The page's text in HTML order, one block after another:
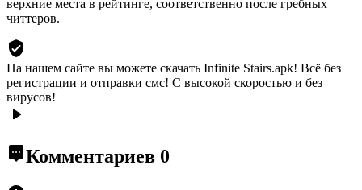
верхние места в рейтинге, соответственно после гребных
читтеров.
На нашем сайте вы можете скачать Infinite Stairs.apk! Всё без
регистрации и отправки смс! С высокой скоростью и без
вирусов!
Комментариев 0